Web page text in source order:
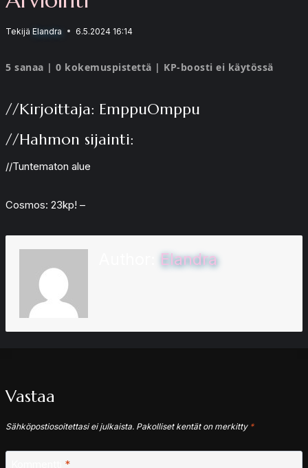
Tekijä Elandra 6.5.2024 16:14
5 sanaa | 0 kokemuspistettä | KP-boosti ei käytössä
//Kirjoittaja: EmppuOmppu
//Hahmon sijainti:
//Tuntematon alue
Cosmos: 23kp! –
Elandra
Vastaa
Sähköpostiosoitettasi ei julkaista. Pakolliset kentät on merkitty *
*